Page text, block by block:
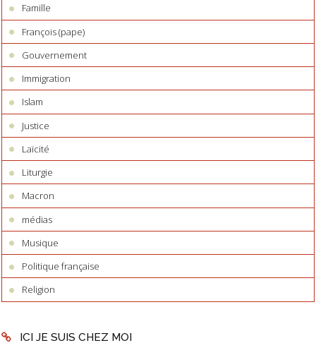
Famille
François (pape)
Gouvernement
Immigration
Islam
Justice
Laïcité
Liturgie
Macron
médias
Musique
Politique française
Religion
ICI JE SUIS CHEZ MOI